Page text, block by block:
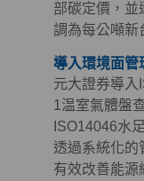
部碳定價，並
調為每公噸新
導入環境面管
元大證券導入
1温室氣體盤
ISO14046水
透過系統化的
有效改善能源